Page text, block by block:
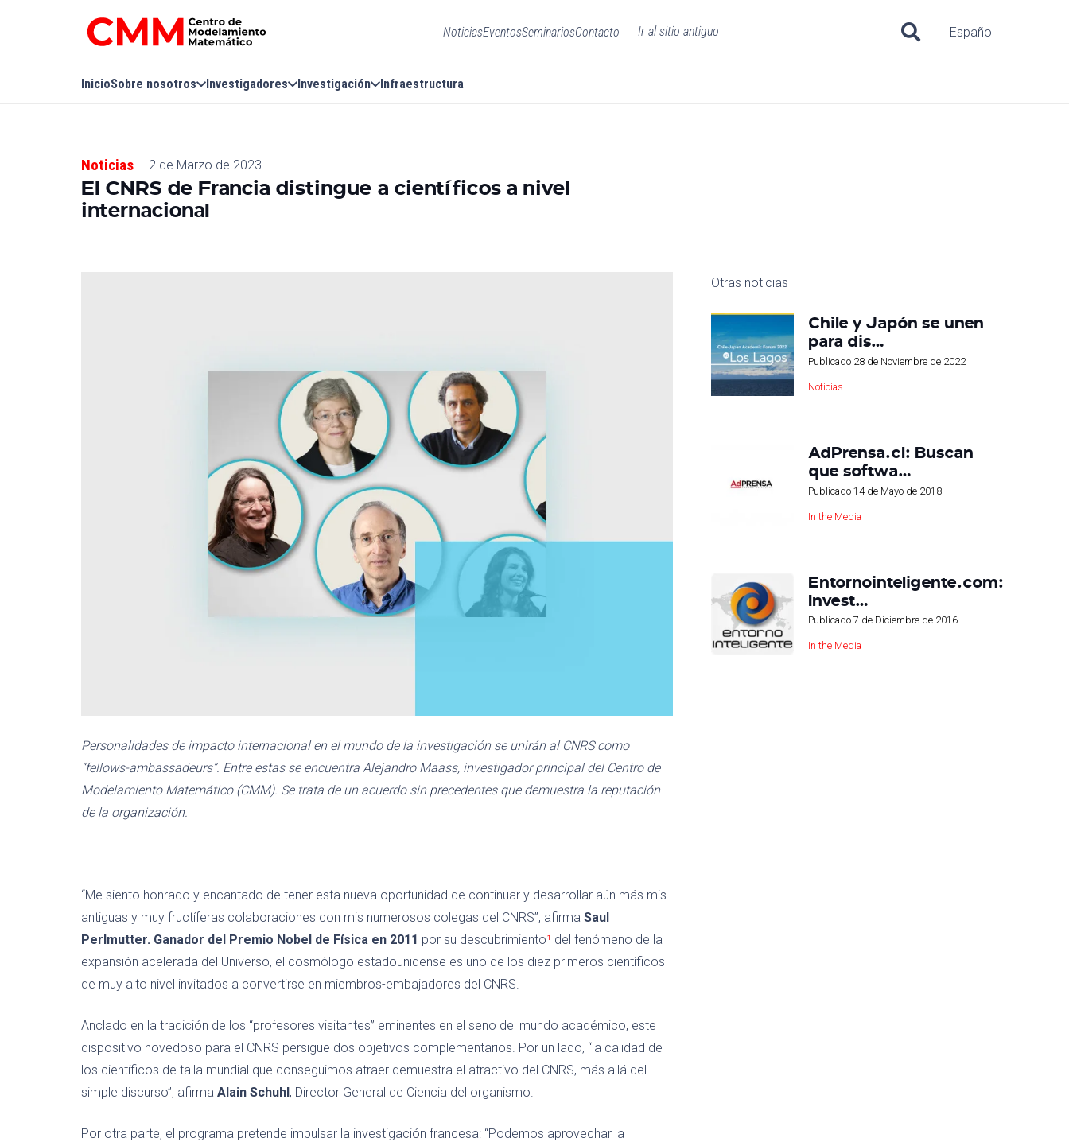
NoticiasEventosSeminariosContacto Ir al sitio antiguo Español
InicioSobre nosotros Investigadores Investigación Infraestructura
Noticias 2 de Marzo de 2023
El CNRS de Francia distingue a científicos a nivel
internacional
Personalidades de impacto internacional en el mundo de la investigación se unirán al CNRS como
“fellows-ambassadeurs”. Entre estas se encuentra Alejandro Maass, investigador principal del Centro de
Modelamiento Matemático (CMM). Se trata de un acuerdo sin precedentes que demuestra la reputación
de la organización.
“Me siento honrado y encantado de tener esta nueva oportunidad de continuar y desarrollar aún más mis
antiguas y muy fructíferas colaboraciones con mis numerosos colegas del CNRS”, afirma Saul
Perlmutter. Ganador del Premio Nobel de Física en 2011 por su descubrimiento¹ del fenómeno de la
expansión acelerada del Universo, el cosmólogo estadounidense es uno de los diez primeros científicos
de muy alto nivel invitados a convertirse en miembros-embajadores del CNRS.
Anclado en la tradición de los “profesores visitantes” eminentes en el seno del mundo académico, este
dispositivo novedoso para el CNRS persigue dos objetivos complementarios. Por un lado, “la calidad de
los científicos de talla mundial que conseguimos atraer demuestra el atractivo del CNRS, más allá del
simple discurso”, afirma Alain Schuhl, Director General de Ciencia del organismo.
Por otra parte, el programa pretende impulsar la investigación francesa: “Podemos aprovechar la
Otras noticias
Chile y Japón se unen
para dis…
Publicado 28 de Noviembre de 2022
Noticias
AdPrensa.cl: Buscan
que softwa…
Publicado 14 de Mayo de 2018
In the Media
Entornointeligente.com:
Invest…
Publicado 7 de Diciembre de 2016
In the Media